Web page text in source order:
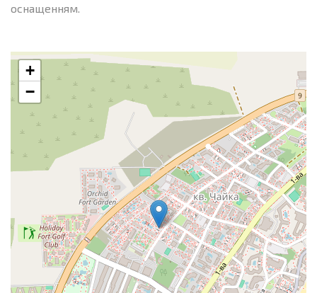
оснащенням.
+
−